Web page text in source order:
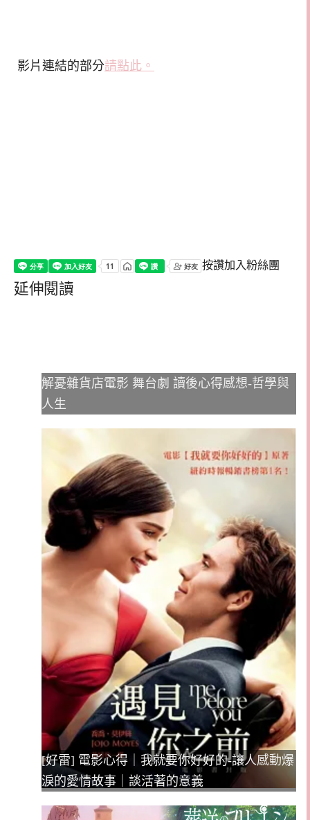
影片連結的部分請點此。
按讚加入粉絲團
延伸閱讀
解憂雜貨店電影 舞台劇 讀後心得感想-哲學與
人生
[好雷] 電影心得｜我就要你好好的-讓人感動爆
淚的愛情故事｜談活著的意義